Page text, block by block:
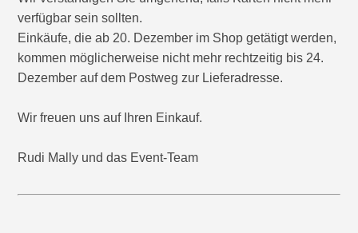
verfügbar sein sollten.
Einkäufe, die ab 20. Dezember im Shop getätigt werden,
kommen möglicherweise nicht mehr rechtzeitig bis 24.
Dezember auf dem Postweg zur Lieferadresse.
Wir freuen uns auf Ihren Einkauf.
Rudi Mally und das Event-Team